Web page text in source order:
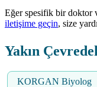
Eğer spesifik bir doktor
iletişime geçin, size
Yakın
KORGAN Biyolog